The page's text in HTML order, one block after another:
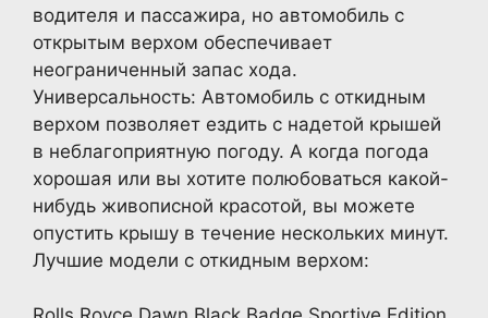
водителя и пассажира, но автомобиль с
открытым верхом обеспечивает
неограниченный запас хода.
Универсальность: Автомобиль с откидным
верхом позволяет ездить с надетой крышей
в неблагоприятную погоду. А когда погода
хорошая или вы хотите полюбоваться какой-
нибудь живописной красотой, вы можете
опустить крышу в течение нескольких минут.
Лучшие модели с откидным верхом: